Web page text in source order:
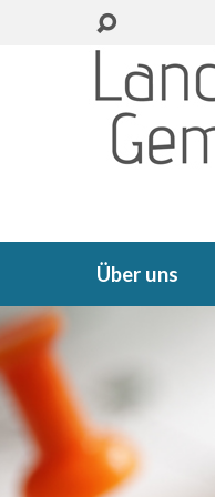
Über uns